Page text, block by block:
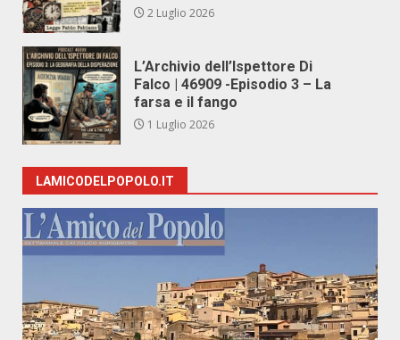
2 Luglio 2026
L’Archivio dell’Ispettore Di
Falco | 46909 -Episodio 3 – La
farsa e il fango
1 Luglio 2026
LAMICODELPOPOLO.IT